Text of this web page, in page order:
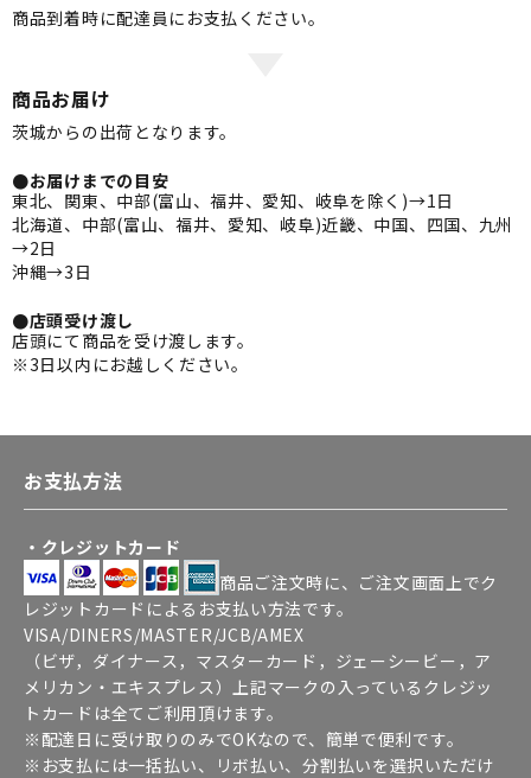
商品到着時に配達員にお支払ください。
商品お届け
茨城からの出荷となります。
●お届けまでの目安
東北、関東、中部(富山、福井、愛知、岐阜を除く)→1日
北海道、中部(富山、福井、愛知、岐阜)近畿、中国、四国、九州
→2日
沖縄→3日
●店頭受け渡し
店頭にて商品を受け渡します。
※3日以内にお越しください。
お支払方法
・クレジットカード
商品ご注文時に、ご注文画面上でク
レジットカードによるお支払い方法です。
VISA/DINERS/MASTER/JCB/AMEX
（ビザ，ダイナース，マスターカード，ジェーシービー，ア
メリカン・エキスプレス）上記マークの入っているクレジッ
トカードは全てご利用頂けます。
※配達日に受け取りのみでOKなので、簡単で便利です。
※お支払には一括払い、リボ払い、分割払いを選択いただけ